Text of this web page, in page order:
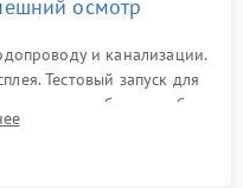
осмотр
и канализации.
Тестовый запуск для
или сбоев в работе
управления.